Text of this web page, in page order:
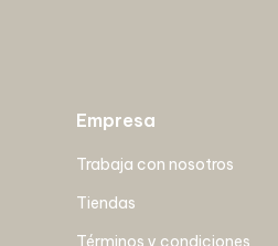
Empresa
Trabaja con nosotros
Tiendas
Términos y condiciones